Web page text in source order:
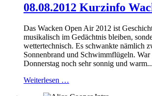
08.08.2012 Kurzinfo
Das Wacken Open Air 2012 ist
musikalisch im Gedächtnis bleiben,
wettertechnisch. Es schwankte nämlich
Sonnenbrand und Schwimmflügeln.
Donnerstag noch sehr sonnig und warm...
Weiterlesen …